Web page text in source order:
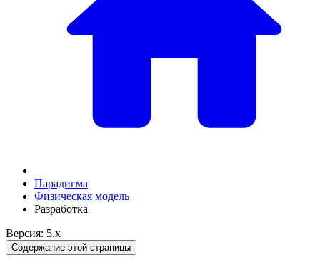
Парадигма
Физическая модель
Разработка
Версия: 5.x
Содержание этой страницы